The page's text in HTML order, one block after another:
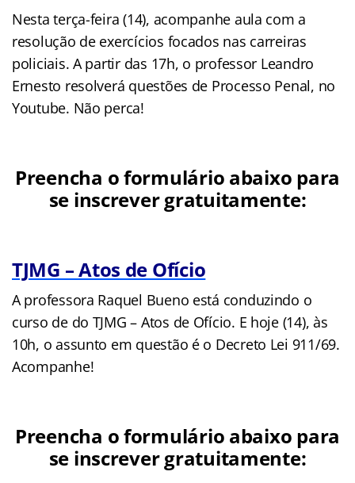
Nesta terça-feira (14), acompanhe aula com a
resolução de exercícios focados nas carreiras
policiais. A partir das 17h, o professor Leandro
Ernesto resolverá questões de Processo Penal, no
Youtube. Não perca!
Preencha o formulário abaixo para
se inscrever gratuitamente:
TJMG – Atos de Ofício
A professora Raquel Bueno está conduzindo o
curso de do TJMG – Atos de Ofício. E hoje (14), às
10h, o assunto em questão é o Decreto Lei 911/69.
Acompanhe!
Preencha o formulário abaixo para
se inscrever gratuitamente: